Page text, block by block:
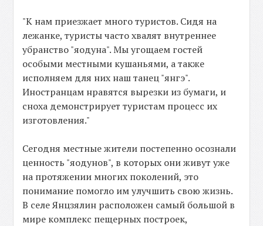
"К нам приезжает много туристов. Сидя на
лежанке, туристы часто хвалят внутреннее
убранство "яодуна". Мы угощаем гостей
особыми местными кушаньями, а также
исполняем для них наш танец "янгэ".
Иностранцам нравятся вырезки из бумаги, и
сноха демонстрирует туристам процесс их
изготовления."
Сегодня местные жители постепенно осознали
ценность "яодунов", в которых они живут уже
на протяжении многих поколений, это
понимание помогло им улучшить свою жизнь.
В селе Янцзялин расположен самый большой в
мире комплекс пещерных построек,